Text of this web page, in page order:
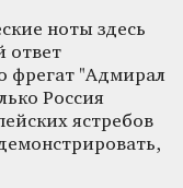
ноты здесь
ответ
фрегат "Адмирал
Россия
ястребов